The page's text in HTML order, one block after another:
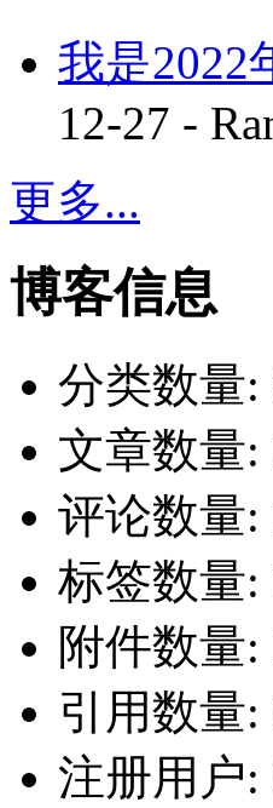
我是2022
12-27 -
更多...
博客信息
分类数量:
文章数量:
评论数量:
标签数量:
附件数量:
引用数量:
注册用户: